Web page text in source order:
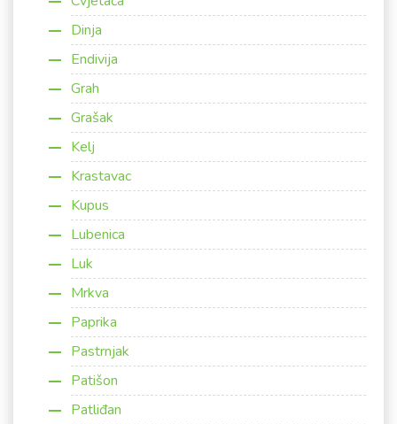
Dinja
Endivija
Grah
Grašak
Kelj
Krastavac
Kupus
Lubenica
Luk
Mrkva
Paprika
Pastrnjak
Patišon
Patliđan